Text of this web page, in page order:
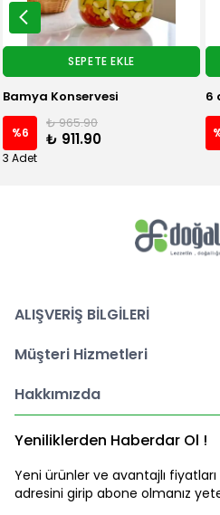
SEPETE EKLE
Bamya Konservesi
%6
₺ 965.90
₺ 911.90
3 Adet
ALIŞVERİŞ BİLGİLERİ
Müşteri Hizmetleri
Hakkımızda
Yeniliklerden Haberdar Ol !
Yeni ürünler ve avantajlı
adresini girip abone olmanız